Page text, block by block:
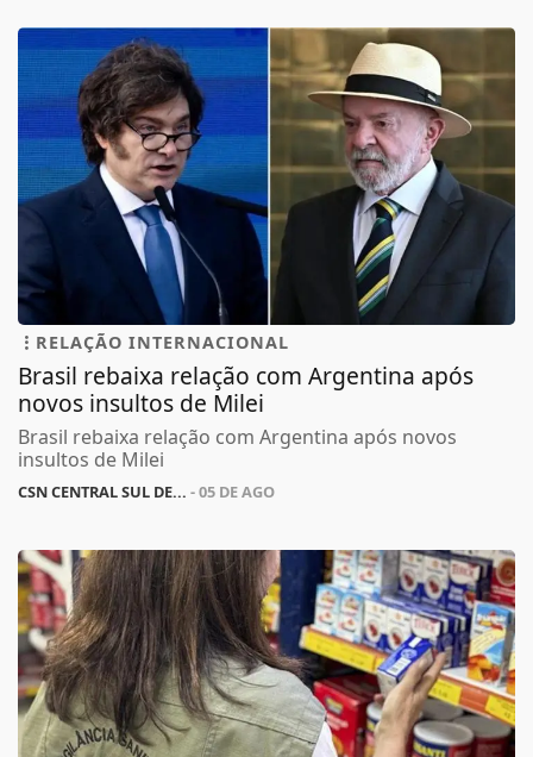
RELAÇÃO INTERNACIONAL
Brasil rebaixa relação com Argentina após
novos insultos de Milei
Brasil rebaixa relação com Argentina após novos
insultos de Milei
CSN CENTRAL SUL DE... - 05 DE AGO